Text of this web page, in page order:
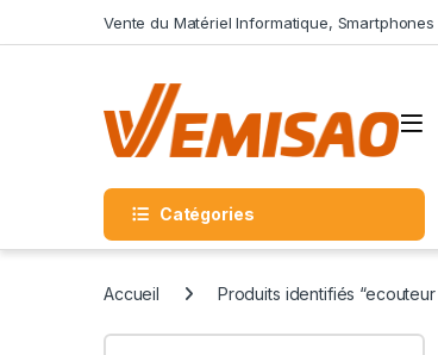
Vente du Matériel Informatique,
Open
Catégories
Accueil Produits identifiés “ecouteur